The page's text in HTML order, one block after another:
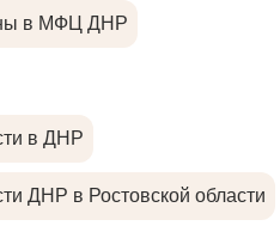
в МФЦ ДНР
в ДНР
ДНР в Ростовской области